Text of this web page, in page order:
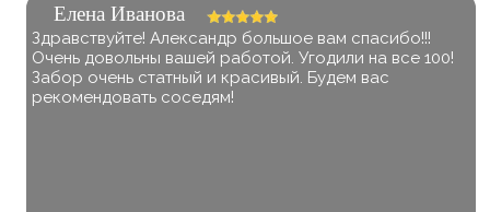
Елена Иванова
Здравствуйте! Александр большое вам спасибо!!!
Очень довольны вашей работой. Угодили на все 100!
Забор очень статный и красивый. Будем вас
рекомендовать соседям!